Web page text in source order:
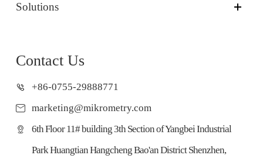
Solutions
Contact Us
+86-0755-29888771
marketing@mikrometry.com
6th Floor 11# building 3th Section of Yangbei Industrial
Park Huangtian Hangcheng Bao'an District Shenzhen,